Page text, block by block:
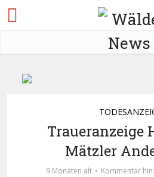
Traueranzeige
Mätzler
9 Monaten alt Kommentar